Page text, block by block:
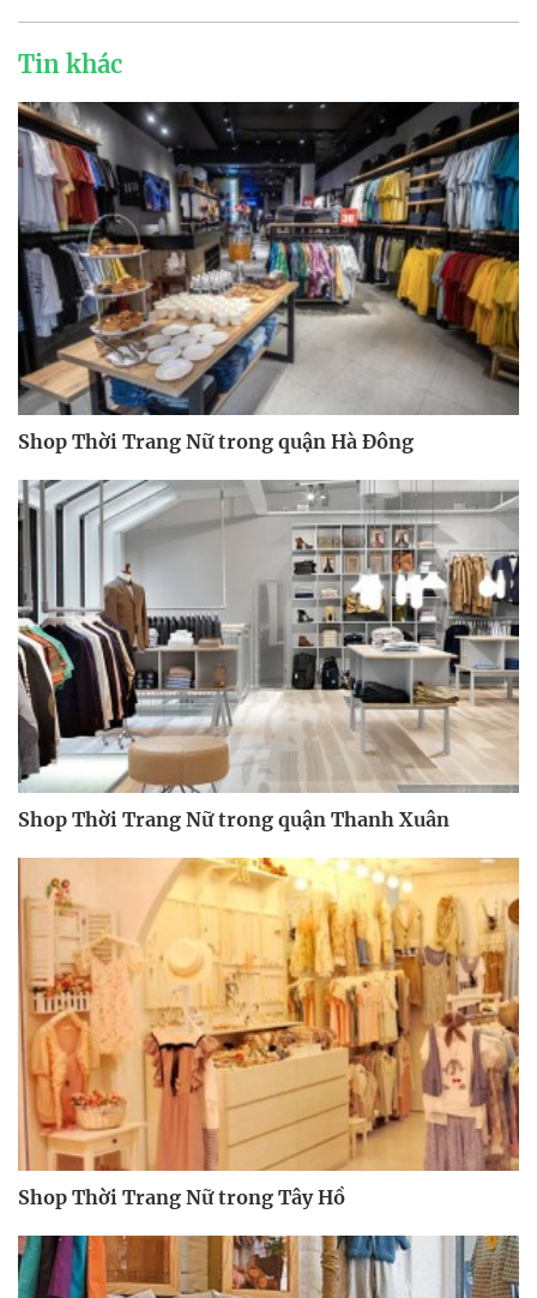
Tin khác
Shop Thời Trang Nữ trong quận Hà Đông
Shop Thời Trang Nữ trong quận Thanh Xuân
Shop Thời Trang Nữ trong Tây Hồ